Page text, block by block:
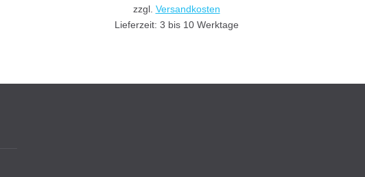
zzgl. Versandkosten
Lieferzeit: 3 bis 10 Werktage